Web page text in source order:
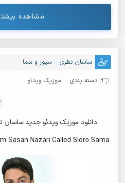
مشاهده
ساسان نظری – سیور و سما
دسته بندی : موزیک ویدئو
دانلود موزیک ویدئو جدید ساسان
Sasan Nazari Called Sioro Sama